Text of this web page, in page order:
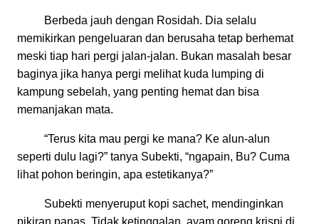
Berbeda jauh dengan Rosidah. Dia selalu
memikirkan pengeluaran dan berusaha tetap berhemat
meski tiap hari pergi jalan-jalan. Bukan masalah besar
baginya jika hanya pergi melihat kuda lumping di
kampung sebelah, yang penting hemat dan bisa
memanjakan mata.
“Terus kita mau pergi ke mana? Ke alun-alun
seperti dulu lagi?” tanya Subekti, “ngapain, Bu? Cuma
lihat pohon beringin, apa estetikanya?”
Subekti menyeruput kopi sachet, mendinginkan
pikiran panas. Tidak ketinggalan, ayam goreng krispi di